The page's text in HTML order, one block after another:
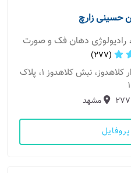
حسینی زارچ
دهان فک و صورت
(277)
مطب 1: مشهد - احمداباد، بولوار کلاهدوز، نبش کلاهدوز 1، پلاک
277 مشهد